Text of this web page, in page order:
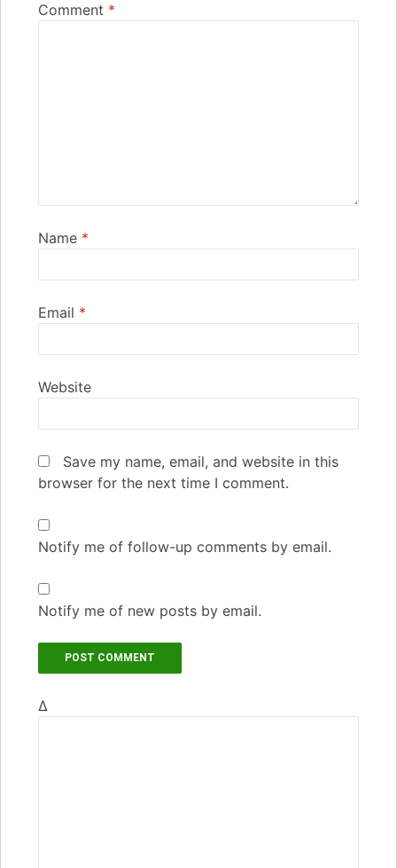
Comment *
Name *
Email *
Website
Save my name, email, and website in this
browser for the next time I comment.
Notify me of follow-up comments by email.
Notify me of new posts by email.
Δ